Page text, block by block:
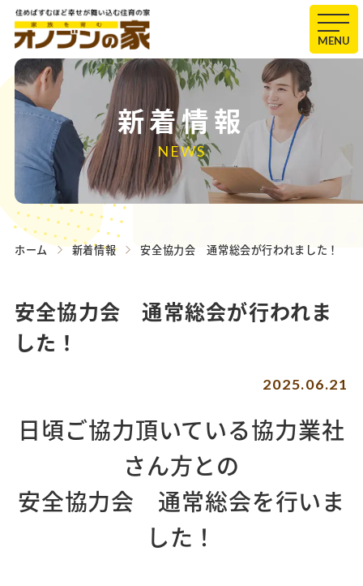
MENU
新着情報
NEWS
ホーム 新着情報 安全協力会 通常総会が行われました！
安全協力会 通常総会が行われま
した！
2025.06.21
日頃ご協力頂いている協力業社
さん方との
安全協力会 通常総会を行いま
した！